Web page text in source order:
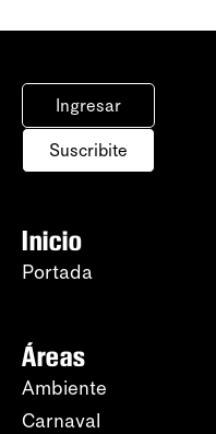
Ingresar
Suscribite
Inicio
Portada
Áreas
Ambiente
Carnaval